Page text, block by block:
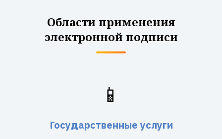
Области применения
электронной подписи
📱
Государственные услуги